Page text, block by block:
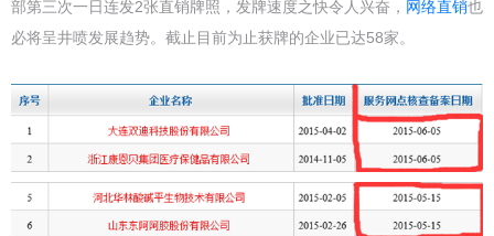
部第三次一日连发2张直销牌照，发牌速度之快令人兴奋， 网络直销也
必将呈井喷发展趋势。截止目前为止获牌的企业已达58家。